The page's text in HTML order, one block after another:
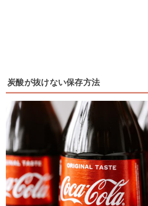
炭酸が抜けない保存方法